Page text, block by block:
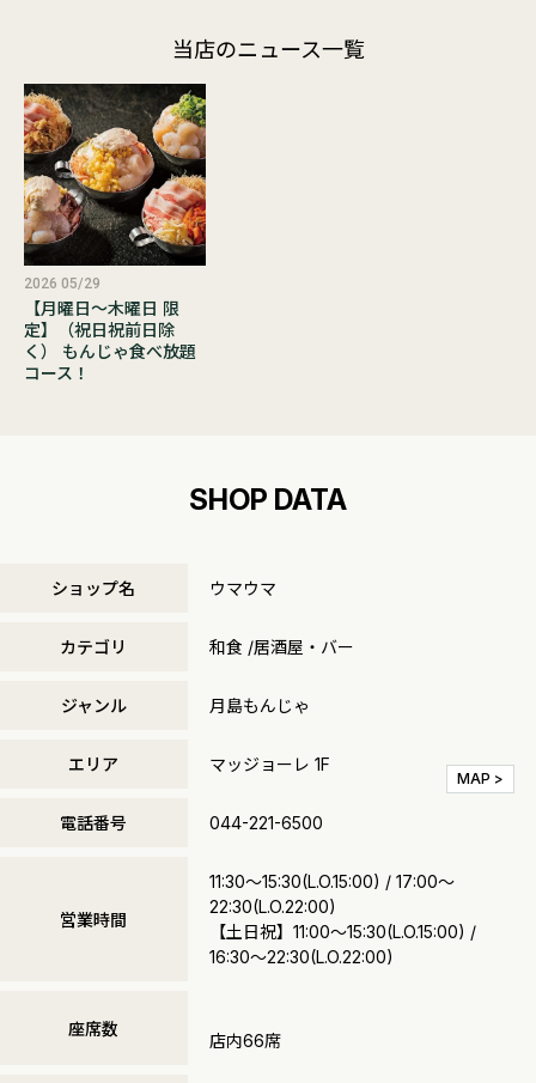
当店のニュース一覧
2026 05/29
【月曜日～木曜日 限
定】（祝日祝前日除
く） もんじゃ食べ放題
コース！
SHOP DATA
ショップ名 ウマウマ
カテゴリ 和食 /居酒屋・バー
ジャンル 月島もんじゃ
エリア マッジョーレ 1F
MAP >
電話番号 044-221-6500
営業時間
11:30～15:30(L.O.15:00) / 17:00～
22:30(L.O.22:00)
【土日祝】11:00～15:30(L.O.15:00) /
16:30～22:30(L.O.22:00)
座席数
店内66席